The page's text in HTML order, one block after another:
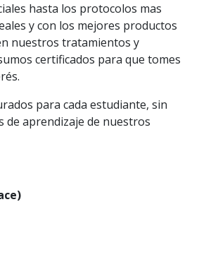
hasta los protocolos mas
y con los mejores productos
nuestros tratamientos y
certificados para que tomes
para cada estudiante, sin
de aprendizaje de nuestros
)